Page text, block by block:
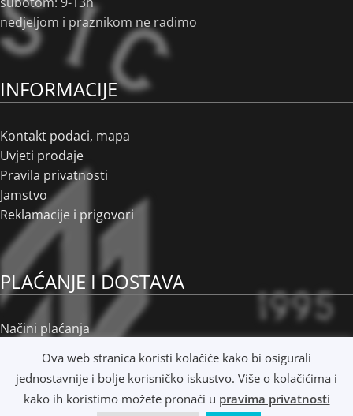
nedjeljom i praznikom ne radimo
INFORMACIJE
Kontakt podaci, mapa
Uvjeti prodaje
Pravila privatnosti
Jamstvo
Reklamacije i prigovori
PLAĆANJE I DOSTAVA
Načini plaćanja
Načini dostave
Osobno preuzimanje
R1 i e-Računi
Ova web stranica koristi kolačiće kako bi osigurali
jednostavnije i bolje korisničko iskustvo. Više o kolačićima i
kako ih koristimo možete pronaći u pravima privatnosti